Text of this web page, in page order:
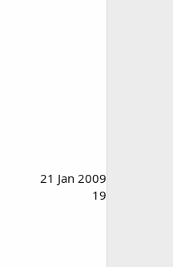
21 Jan 2009
19